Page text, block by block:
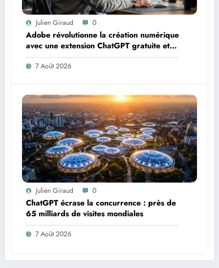
Julien Giraud 0
Adobe révolutionne la création numérique
avec une extension ChatGPT gratuite et
puissante
7 Août 2026
Julien Giraud 0
ChatGPT écrase la concurrence : près de
65 milliards de visites mondiales
7 Août 2026